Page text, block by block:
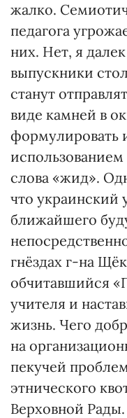
жалко.
педагога
них. Нет, я
выпускники
станут
виде камней в
формулировать
слова «жид».
что украинский
ближайшего
гнёздах г-на
обчитавшийся
учителя и
жизнь. Чего
на
пекучей
этнического
Верховной